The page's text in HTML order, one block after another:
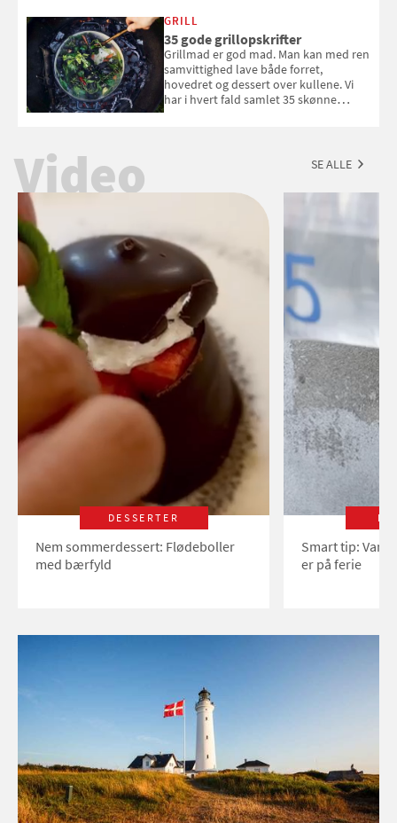
med i Samvirkes skønne vinquiz, hvor
du kan vinde 6 flasker vin fra Viña
Esmeralda. Konkurrencen slutter 1.
september 2026.
GRILL
35 gode grillopskrifter
Grillmad er god mad. Man kan med ren
samvittighed lave både forret,
hovedret og dessert over kullene. Vi
har i hvert fald samlet 35 skønne
Video SE ALLE
DESSERTER
Nem sommerdessert: Flødeboller
med bærfyld
Smart tip:
er på ferie